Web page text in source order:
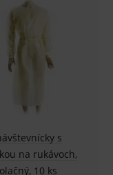
s
na rukávoch,
10 ks